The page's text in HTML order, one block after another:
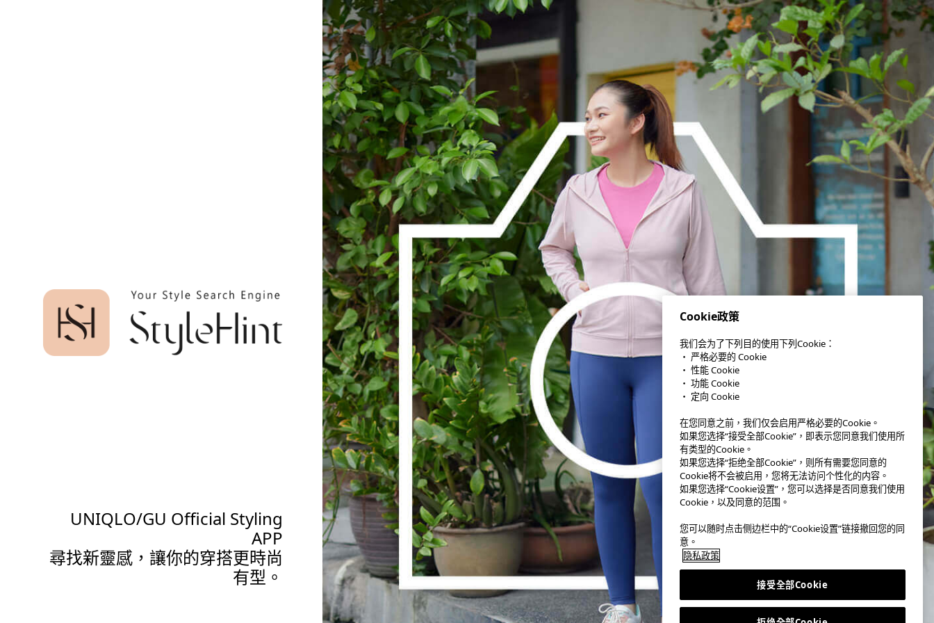
UNIQLO/GU Official Styling
APP
尋找新靈感，讓你的穿搭更時尚
有型。
Cookie政策
我们会为了下列目的使用下列Cookie：
・ 严格必要的 Cookie
・ 性能 Cookie
・ 功能 Cookie
・ 定向 Cookie
在您同意之前，我们仅会启用严格必要的Cookie。
如果您选择“接受全部Cookie”，即表示您同意我们使用所
有类型的Cookie。
如果您选择“拒绝全部Cookie”，则所有需要您同意的
Cookie将不会被启用，您将无法访问个性化的内容。
如果您选择“Cookie设置”，您可以选择是否同意我们使用
Cookie，以及同意的范围。
您可以随时点击侧边栏中的“Cookie设置”链接撤回您的同
意。
隐私政策
接受全部Cookie